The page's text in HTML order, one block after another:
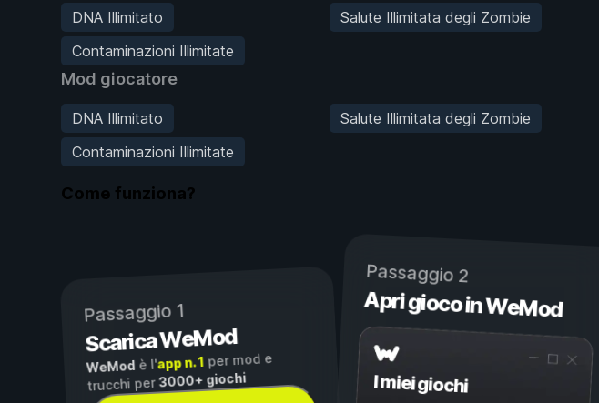
DNA Illimitato
Salute Illimitata degli Zombie
Contaminazioni Illimitate
Mod giocatore
DNA Illimitato
Salute Illimitata degli Zombie
Contaminazioni Illimitate
Come funziona?
Passaggio 1
Scarica WeMod
WeMod è l'app n. 1per mod e
trucchi per3000+ giochi
Passaggio 2
Apri gioco in WeMod
I miei giochi